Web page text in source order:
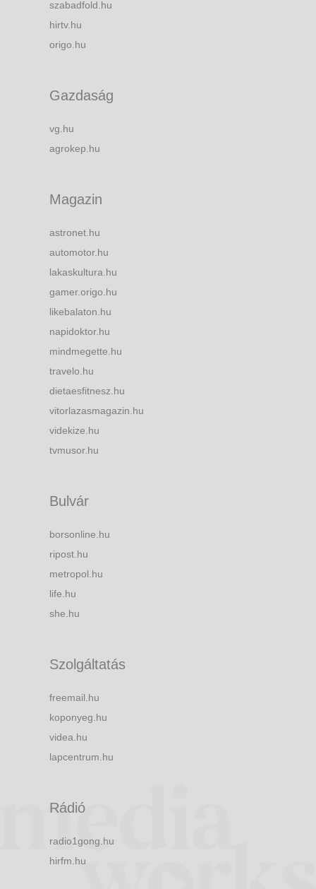
szabadfold.hu
hirtv.hu
origo.hu
Gazdaság
vg.hu
agrokep.hu
Magazin
astronet.hu
automotor.hu
lakaskultura.hu
gamer.origo.hu
likebalaton.hu
napidoktor.hu
mindmegette.hu
travelo.hu
dietaesfitnesz.hu
vitorlazasmagazin.hu
videkize.hu
tvmusor.hu
Bulvár
borsonline.hu
ripost.hu
metropol.hu
life.hu
she.hu
Szolgáltatás
freemail.hu
koponyeg.hu
videa.hu
lapcentrum.hu
Rádió
radio1gong.hu
hirfm.hu